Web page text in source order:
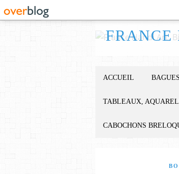
ACCUEIL BAGUES
TABLEAUX,
CABOCHONS